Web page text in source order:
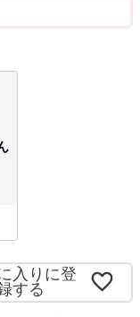
入りに登
する